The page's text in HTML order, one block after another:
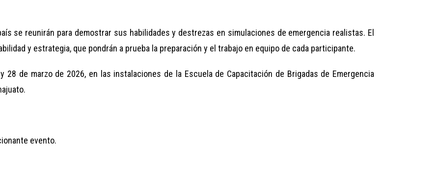
se reunirán para demostrar sus habilidades y destrezas en simulaciones de emergencia realistas. El
y estrategia, que pondrán a prueba la preparación y el trabajo en equipo de cada participante.
28 de marzo de 2026, en las instalaciones de la Escuela de Capacitación de Brigadas de Emergencia
evento.